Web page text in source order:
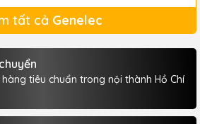
tất cả Genelec
tiêu chuẩn trong nội thành Hồ Chí